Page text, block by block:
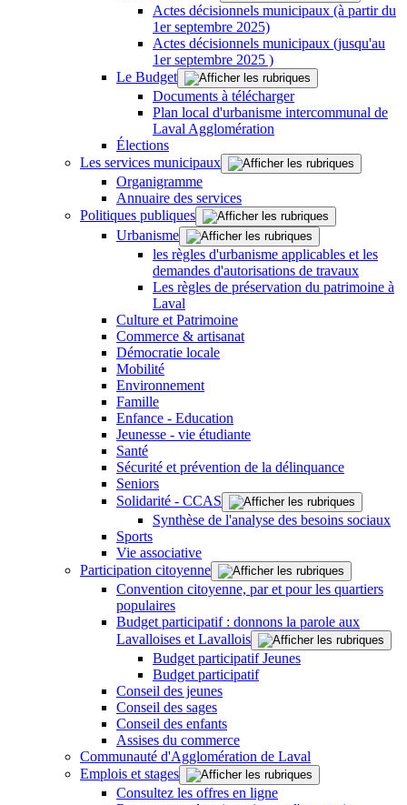
Actes décisionnels municipaux (à partir du
1er septembre 2025)
Actes décisionnels municipaux (jusqu'au
1er septembre 2025 )
Le Budget
Documents à télécharger
Plan local d'urbanisme intercommunal de
Laval Agglomération
Élections
Les services municipaux
Organigramme
Annuaire des services
Politiques publiques
Urbanisme
les règles d'urbanisme applicables et les
demandes d'autorisations de travaux
Les règles de préservation du patrimoine à
Laval
Culture et Patrimoine
Commerce & artisanat
Démocratie locale
Mobilité
Environnement
Famille
Enfance - Education
Jeunesse - vie étudiante
Santé
Sécurité et prévention de la délinquance
Seniors
Solidarité - CCAS
Synthèse de l'analyse des besoins sociaux
Sports
Vie associative
Participation citoyenne
Convention citoyenne, par et pour les quartiers
populaires
Budget participatif : donnons la parole aux
Lavalloises et Lavallois
Budget participatif Jeunes
Budget participatif
Conseil des jeunes
Conseil des sages
Conseil des enfants
Assises du commerce
Communauté d'Agglomération de Laval
Emplois et stages
Consultez les offres en ligne